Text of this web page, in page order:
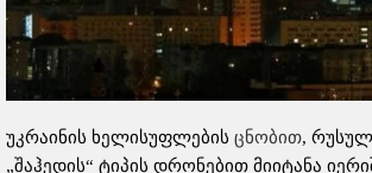
უკრაინის ხელისუფლების ცნობით,
„შაჰედის“ ტიპის დრონებით მიიტანა